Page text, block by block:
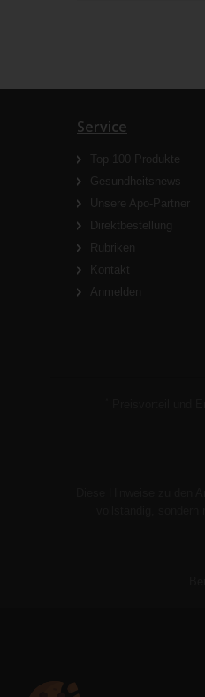
Service
Top 100 Produkte
Gesundheitsnews
Unsere Apo-Partner
Direktbestellung
Rubriken
Kontakt
Anmelden